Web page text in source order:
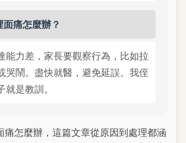
痛怎麼辦？
能力差，家長要觀察行為，比如拉
哭鬧。盡快就醫，避免延誤。我侄
就是教訓。
痛怎麼辦，這篇文章從原因到處理都涵